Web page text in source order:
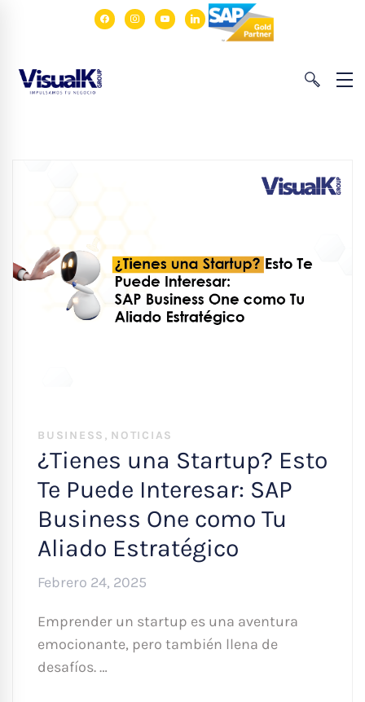
facebookinstagram
youtubelinkedin
BUSINESS , NOTICIAS
¿Tienes una Startup? Esto
Te Puede Interesar: SAP
Business One como Tu
Aliado Estratégico
Febrero 24, 2025
Emprender un startup es una aventura
emocionante, pero también llena de
desafíos. …